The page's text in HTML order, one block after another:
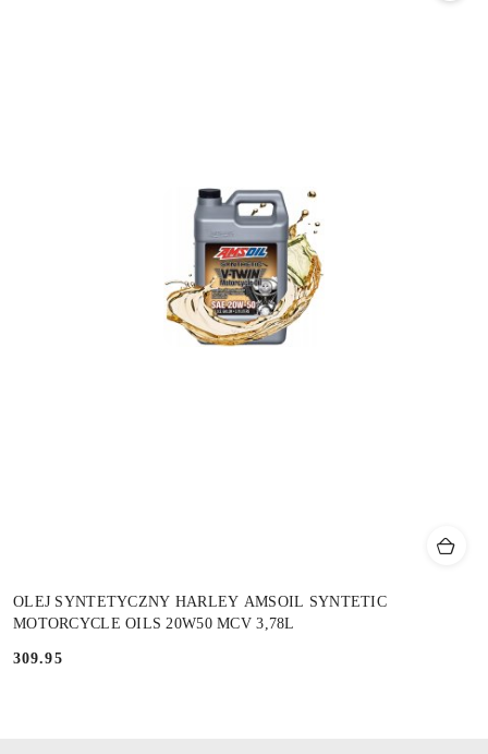
OLEJ SYNTETYCZNY HARLEY AMSOIL SYNTETIC
MOTORCYCLE OILS 20W50 MCV 3,78L
Cena:
309.95